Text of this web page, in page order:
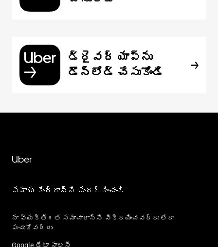
డ్రైవర్ యాప్‌ను
డౌన్‌లోడ్ చేసుకోండి
Uber
సహాయ కేంద్రాన్ని సందర్శించండి
నా వ్యక్తిగత సమాచారాన్ని విక్రయించవద్దు లేదా
పంచుకోవద్దు
Google డేటా పాలసీ